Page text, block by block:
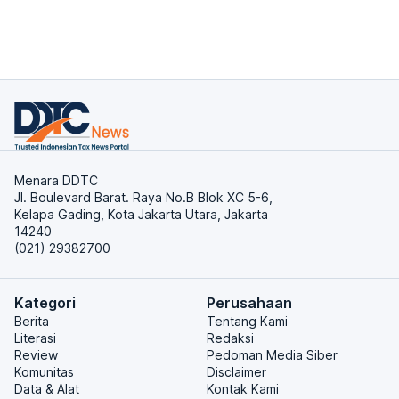
Menara DDTC
Jl. Boulevard Barat. Raya No.B Blok XC 5-6,
Kelapa Gading, Kota Jakarta Utara, Jakarta
14240
(021) 29382700
Kategori
Berita
Literasi
Review
Komunitas
Data & Alat
Perusahaan
Tentang Kami
Redaksi
Pedoman Media Siber
Disclaimer
Kontak Kami